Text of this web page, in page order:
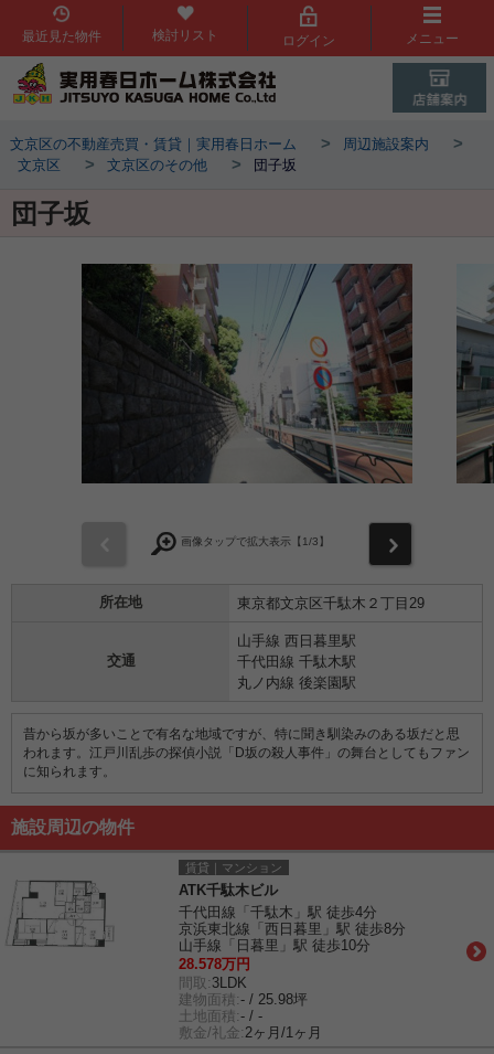
最近見た物件 検討リスト ログイン メニュー
文京区の不動産売買・賃貸｜実用春日ホーム > 周辺施設案内 >
文京区 > 文京区のその他 > 団子坂
団子坂
画像タップで拡大表示【 1/3】
所在地 東京都文京区千駄木２丁目29
交通
山手線 西日暮里駅
千代田線 千駄木駅
丸ノ内線 後楽園駅
昔から坂が多いことで有名な地域ですが、特に聞き馴染みのある坂だと思
われます。江戸川乱歩の探偵小説「D坂の殺人事件」の舞台としてもファン
に知られます。
施設周辺の物件
賃貸｜マンション
ATK千駄木ビル
千代田線「千駄木」駅 徒歩4分
京浜東北線「西日暮里」駅 徒歩8分
山手線「日暮里」駅 徒歩10分
28.578万円
間取: 3LDK
建物面積:- / 25.98坪
土地面積:- / -
敷金/礼金: 2ヶ月/1ヶ月